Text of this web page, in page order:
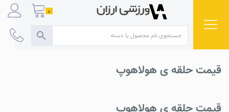
content
0
قیمت حلقه ی هولاهوپ